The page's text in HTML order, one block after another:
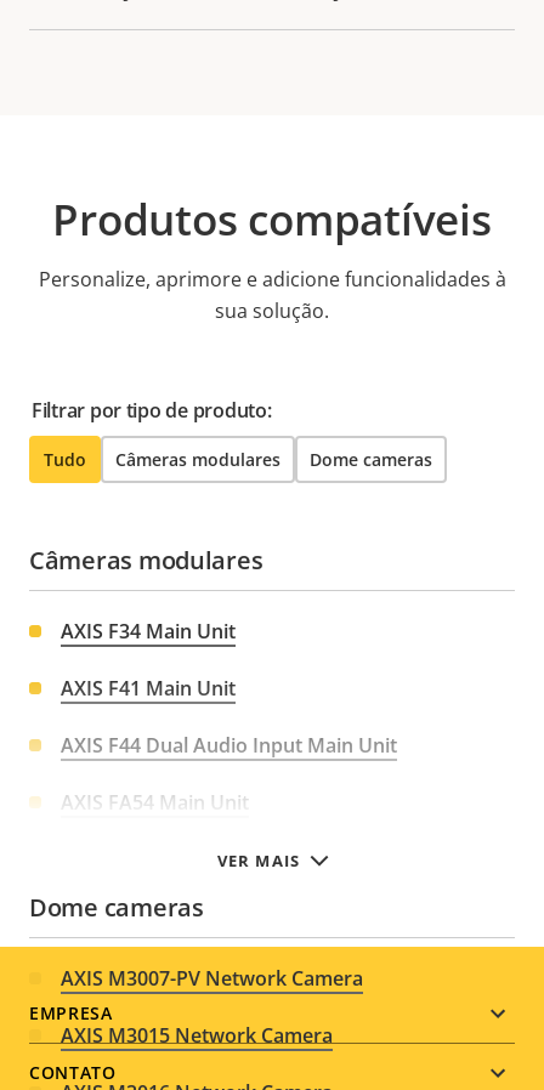
Produtos compatíveis
Personalize, aprimore e adicione funcionalidades à
sua solução.
Filtrar por tipo de produto:
Tudo Câmeras modulares Dome cameras
VER MAIS
Câmeras modulares
AXIS F34 Main Unit
AXIS F41 Main Unit
AXIS F44 Dual Audio Input Main Unit
AXIS FA54 Main Unit
Dome cameras
AXIS M3007-PV Network Camera
AXIS M3015 Network Camera
Footer
menu
EMPRESA
CONTATO